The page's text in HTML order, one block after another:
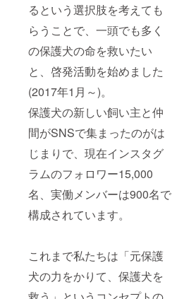
るという選択肢を考えても
らうことで、一頭でも多く
の保護犬の命を救いたい
と、啓発活動を始めました
(2017年1月～)。
保護犬の新しい飼い主と仲
間がSNSで集まったのがは
じまりで、現在インスタグ
ラムのフォロワー15,000
名、実働メンバーは900名で
構成されています。
これまで私たちは「元保護
犬の力をかりて、保護犬を